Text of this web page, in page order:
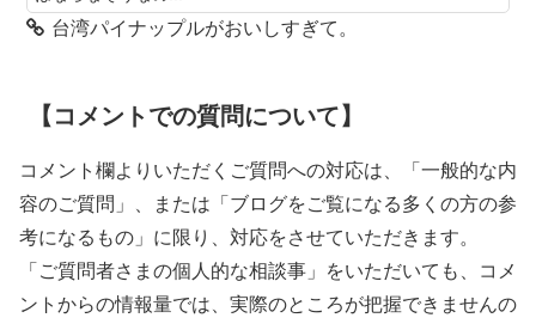
台湾パイナップルがおいしすぎて。
【コメントでの質問について】
コメント欄よりいただくご質問への対応は、「一般的な内
容のご質問」、または「ブログをご覧になる多くの方の参
考になるもの」に限り、対応をさせていただきます。
「ご質問者さまの個人的な相談事」をいただいても、コメ
ントからの情報量では、実際のところが把握できませんの